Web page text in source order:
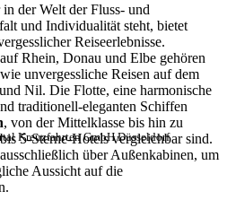
der Welt der Fluss- und
und Individualität steht, bietet
Reiseerlebnisse.
Rhein, Donau und Elbe gehören
unvergessliche Reisen auf dem
Nil. Die Flotte, eine harmonische
traditionell-eleganten Schiffen
, von der Mittelklasse bis hin zu
5-Sterne-Hotels vergleichbar sind.
über Außenkabinen, um
Aussicht auf die
Kreuzfahrten GmbH Düsseldorf